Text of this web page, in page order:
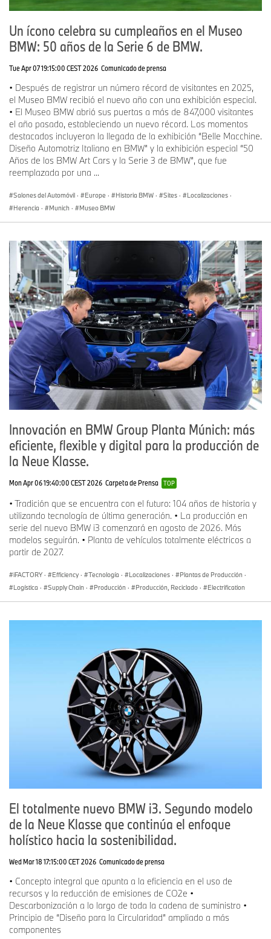
Un ícono celebra su cumpleaños en el Museo
BMW: 50 años de la Serie 6 de BMW.
Tue Apr 07 19:15:00 CEST 2026 Comunicado de prensa
• Después de registrar un número récord de visitantes en 2025,
el Museo BMW recibió el nuevo año con una exhibición especial.
• El Museo BMW abrió sus puertas a más de 847,000 visitantes
el año pasado, estableciendo un nuevo récord. Los momentos
destacados incluyeron la llegada de la exhibición “Belle Macchine.
Diseño Automotriz Italiano en BMW” y la exhibición especial “50
Años de los BMW Art Cars y la Serie 3 de BMW”, que fue
reemplazada por una ...
Salones del Automóvil · Europe · Historia BMW · Sites · Localizaciones ·
Herencia · Munich · Museo BMW
Innovación en BMW Group Planta Múnich: más
eficiente, flexible y digital para la producción de
la Neue Klasse.
Mon Apr 06 19:40:00 CEST 2026 Carpeta de Prensa TOP
• Tradición que se encuentra con el futuro: 104 años de historia y
utilizando tecnología de última generación. • La producción en
serie del nuevo BMW i3 comenzará en agosto de 2026. Más
modelos seguirán. • Planta de vehículos totalmente eléctricos a
partir de 2027.
iFACTORY · Efficiency · Tecnología · Localizaciones · Plantas de Producción ·
Logística · Supply Chain · Producción · Producción, Reciclado · Electrification
El totalmente nuevo BMW i3. Segundo modelo
de la Neue Klasse que continúa el enfoque
holístico hacia la sostenibilidad.
Wed Mar 18 17:15:00 CET 2026 Comunicado de prensa
• Concepto integral que apunta a la eficiencia en el uso de
recursos y la reducción de emisiones de CO2e •
Descarbonización a lo largo de toda la cadena de suministro •
Principio de “Diseño para la Circularidad” ampliado a más
componentes